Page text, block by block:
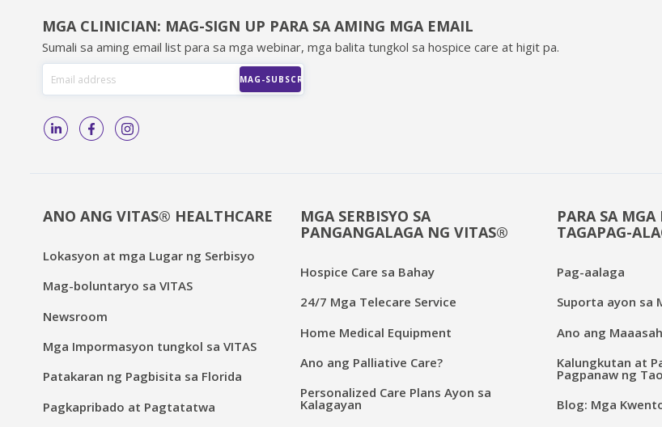
MGA CLINICIAN: MAG-SIGN UP PARA SA AMING MGA EMAIL
Sumali sa aming email list para sa mga webinar, mga balita tungkol sa hospice care at higit pa.
ANO ANG VITAS® HEALTHCARE
Lokasyon at mga Lugar ng Serbisyo
Mag-boluntaryo sa VITAS
Newsroom
Mga Impormasyon tungkol sa VITAS
Patakaran ng Pagbisita sa Florida
Pagkapribado at Pagtatatwa
MGA SERBISYO SA
PANGANGALAGA NG VITAS®
Hospice Care sa Bahay
24/7 Mga Telecare Service
Home Medical Equipment
Ano ang Palliative Care?
Personalized Care Plans Ayon sa
Kalagayan
PARA SA
TAGAPAG-
Pag-aalaga
Suporta ayon sa
Ano ang
Kalungkutan at
Pagpanaw ng Tao
Blog: Mga